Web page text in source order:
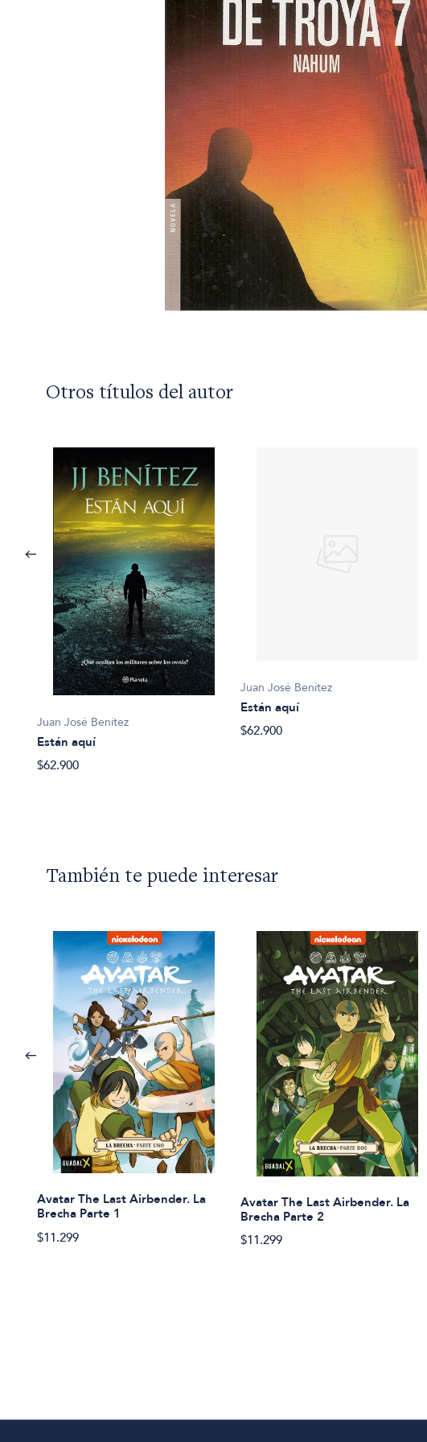
Otros títulos del autor
Juan José Benítez
Están aquí
$62.900
Juan José Benítez
Están aquí
$62.900
También te puede interesar
Avatar The Last Airbender. La
Brecha Parte 1
$11.299
Avatar The Last Airbender. La
Brecha Parte 2
$11.299